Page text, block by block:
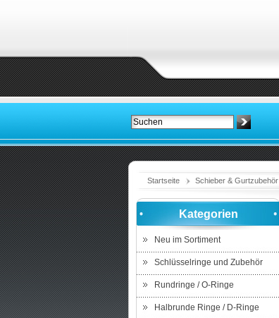
Startseite Schieber & Gurtzubehör
Kategorien
Neu im Sortiment
Schlüsselringe und Zubehör
Rundringe / O-Ringe
Halbrunde Ringe / D-Ringe